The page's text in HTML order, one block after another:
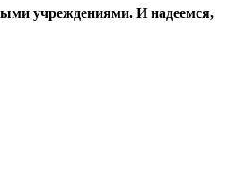
учреждениями. И надеемся,